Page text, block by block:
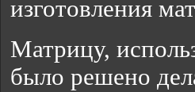
изготовления
Матрицу,
было решено